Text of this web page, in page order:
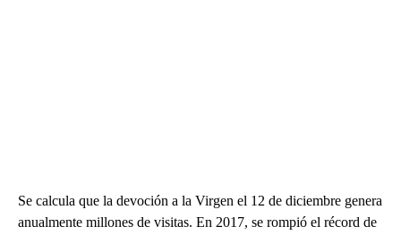
Se calcula que la devoción a la Virgen el 12 de diciembre genera
anualmente millones de visitas. En 2017, se rompió el récord de